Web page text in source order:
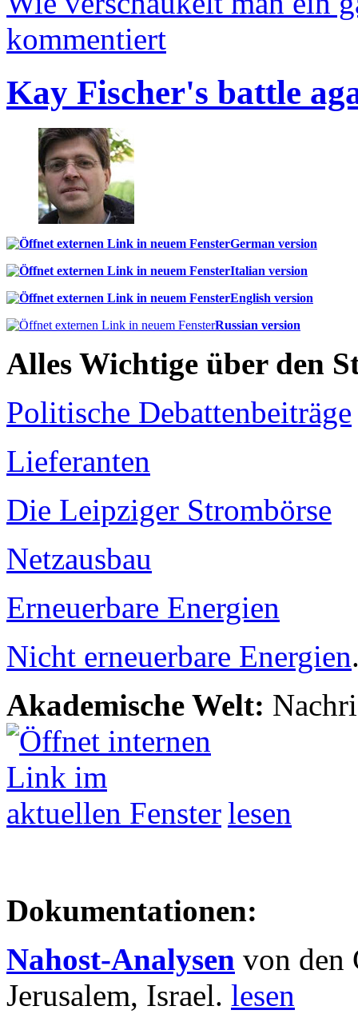
kommentiert
Kay Fischer's battle
German version
Italian version
English version
Russian version
Alles Wichtige über den
Politische Debattenbeiträge
Lieferanten
Die Leipziger Strombörse
Netzausbau
Erneuerbare Energien
Nicht erneuerbare Energien
Akademische Welt:
lesen
Dokumentationen:
Nahost-Analysen von den
Jerusalem, Israel. lesen